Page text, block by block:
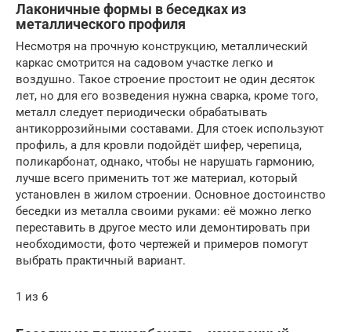
Лаконичные формы в беседках из
металлического профиля
Несмотря на прочную конструкцию, металлический
каркас смотрится на садовом участке легко и
воздушно. Такое строение простоит не один десяток
лет, но для его возведения нужна сварка, кроме того,
металл следует периодически обрабатывать
антикоррозийными составами. Для стоек используют
профиль, а для кровли подойдёт шифер, черепица,
поликарбонат, однако, чтобы не нарушать гармонию,
лучше всего применить тот же материал, который
установлен в жилом строении. Основное достоинство
беседки из металла своими руками: её можно легко
переставить в другое место или демонтировать при
необходимости, фото чертежей и примеров помогут
выбрать практичный вариант.
1 из 6